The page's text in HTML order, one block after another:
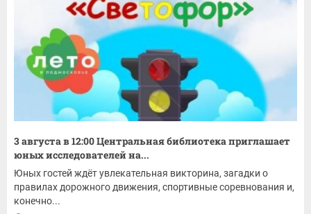
3 августа в 12:00 Центральная библиотека приглашает
юных исследователей на...
Юных гостей ждёт увлекательная викторина, загадки о
правилах дорожного движения, спортивные соревнования и,
конечно...